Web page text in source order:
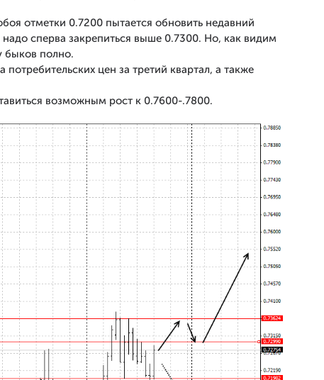
отметки 0.7200 пытается обновить недавний
сперва закрепиться выше 0.7300. Но, как видим
быков полно.
цен за третий квартал, а также
возможным рост к 0.7600-.7800.